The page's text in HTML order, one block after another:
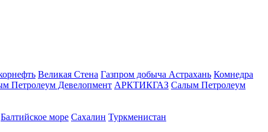
Великая Стена Газпром добыча Астрахань Комнедра
Петролеум Девелопмент АРКТИКГАЗ Салым Петролеум
Балтийское море Сахалин Туркменистан